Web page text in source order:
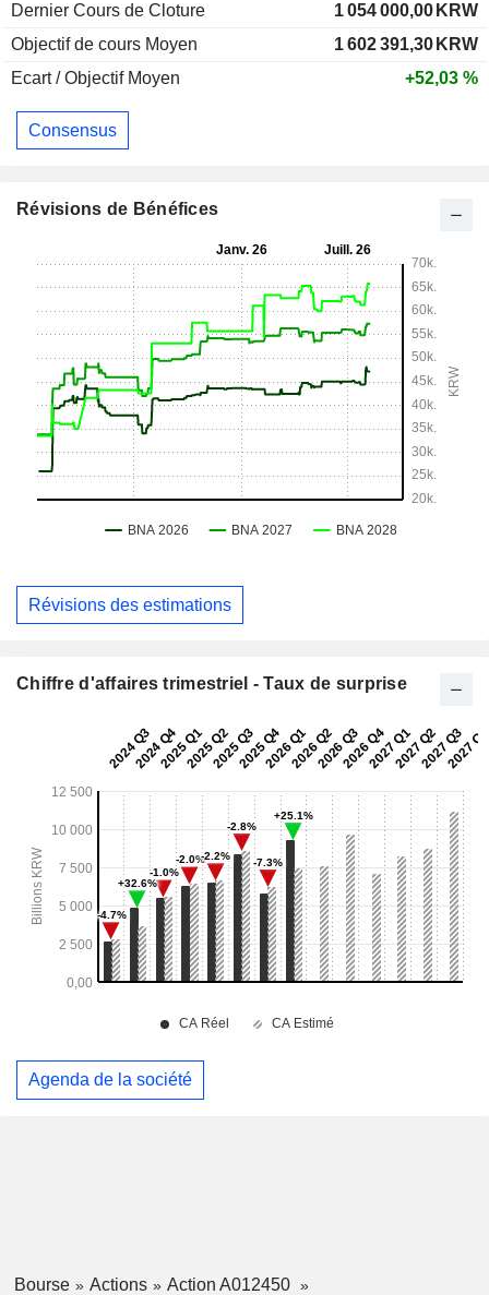
Dernier Cours de Cloture
1 054 000,00 KRW
Objectif de cours Moyen
1 602 391,30 KRW
Ecart / Objectif Moyen
+52,03 %
Consensus
Révisions de Bénéfices
Révisions des estimations
Chiffre d'affaires trimestriel - Taux de surprise
Agenda de la société
Bourse Actions
Action A012450